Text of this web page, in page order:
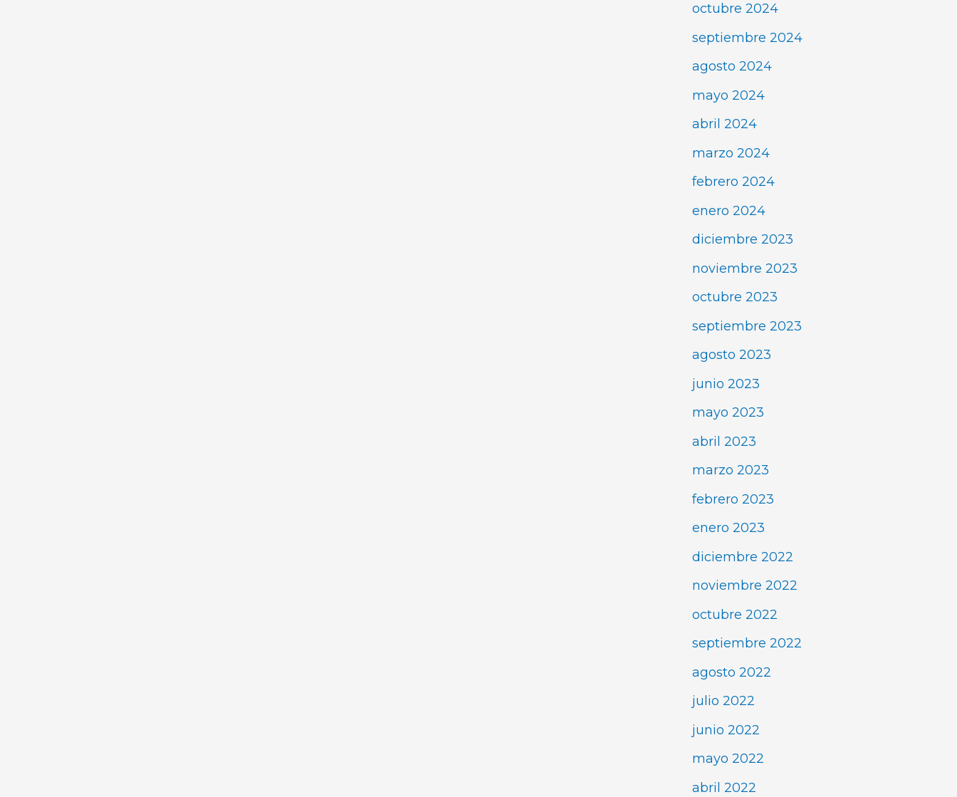
octubre 2024
septiembre 2024
agosto 2024
mayo 2024
abril 2024
marzo 2024
febrero 2024
enero 2024
diciembre 2023
noviembre 2023
octubre 2023
septiembre 2023
agosto 2023
junio 2023
mayo 2023
abril 2023
marzo 2023
febrero 2023
enero 2023
diciembre 2022
noviembre 2022
octubre 2022
septiembre 2022
agosto 2022
julio 2022
junio 2022
mayo 2022
abril 2022